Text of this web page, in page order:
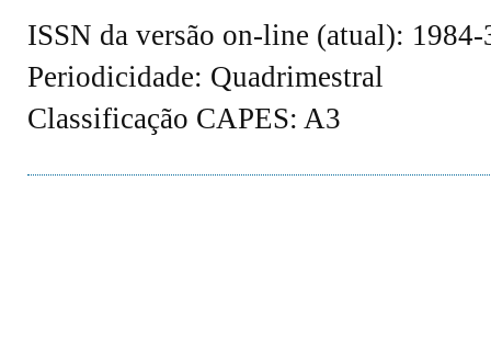
ISSN da versão on-line (atual): 1984-
Periodicidade: Quadrimestral
Classificação CAPES: A3